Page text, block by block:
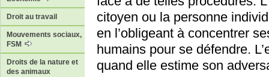
Droit au travail
Mouvements sociaux,
FSM
Droits de la nature et
des animaux
citoyen ou la personne
en l’obligeant à concentrer
humains pour se défendre.
quand elle estime son